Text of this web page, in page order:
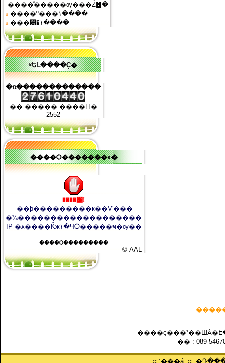
����ͧ�����ѹ���Ź䷹�
����º���١����
���͹�١����
ʶԵԼ����Ҫ�
�ռ�������������
�� ����� ����Ҥ�
2552
����Ѻ�������к�
����͹!
��þ���������к��Ѵ���
�¼�������������������
IP �ѧ����Ǩж١�ЧѺ�����ҹ�ѹ��
����Ѻ���������
© AAL
�� : 089-
:: ˹���á ::